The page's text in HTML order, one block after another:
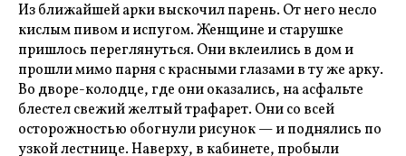
Из ближайшей арки выскочил парень. От него несло
кислым пивом и испугом. Женщине и старушке
пришлось переглянуться. Они вклеились в дом и
прошли мимо парня с красными глазами в ту же арку.
Во дворе-колодце, где они оказались, на асфальте
блестел свежий желтый трафарет. Они со всей
осторожностью обогнули рисунок — и поднялись по
узкой лестнице. Наверху, в кабинете, пробыли